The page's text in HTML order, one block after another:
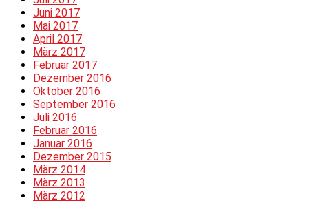
Juni 2017
Mai 2017
April 2017
März 2017
Februar 2017
Dezember 2016
Oktober 2016
September 2016
Juli 2016
Februar 2016
Januar 2016
Dezember 2015
März 2014
März 2013
März 2012